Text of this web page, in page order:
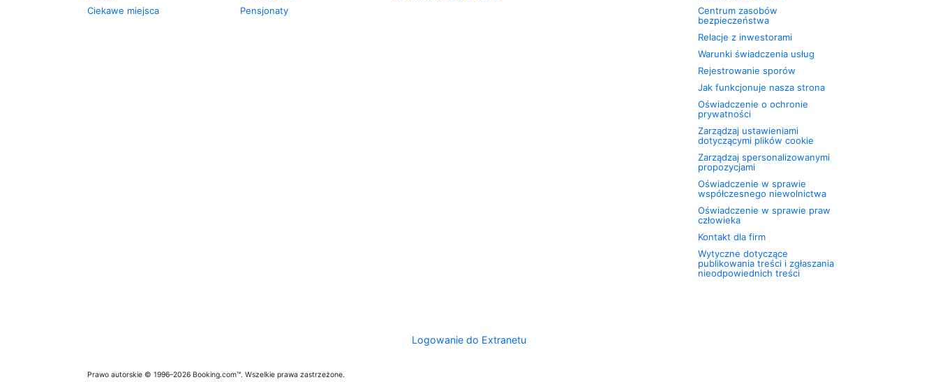
Ciekawe miejsca
Pensjonaty
Centrum zasobów
bezpieczeństwa
Relacje z inwestorami
Warunki świadczenia usług
Rejestrowanie sporów
Jak funkcjonuje nasza strona
Oświadczenie o ochronie
prywatności
Zarządzaj ustawieniami
dotyczącymi plików cookie
Zarządzaj spersonalizowanymi
propozycjami
Oświadczenie w sprawie
współczesnego niewolnictwa
Oświadczenie w sprawie praw
człowieka
Kontakt dla firm
Wytyczne dotyczące
publikowania treści i zgłaszania
nieodpowiednich treści
Logowanie do Extranetu
Prawo autorskie © 1996–2026 Booking.com™. Wszelkie prawa zastrzeżone.